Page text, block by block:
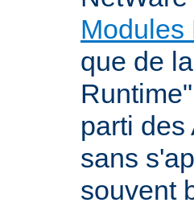
Modules
que de
parti des
sans
souvent